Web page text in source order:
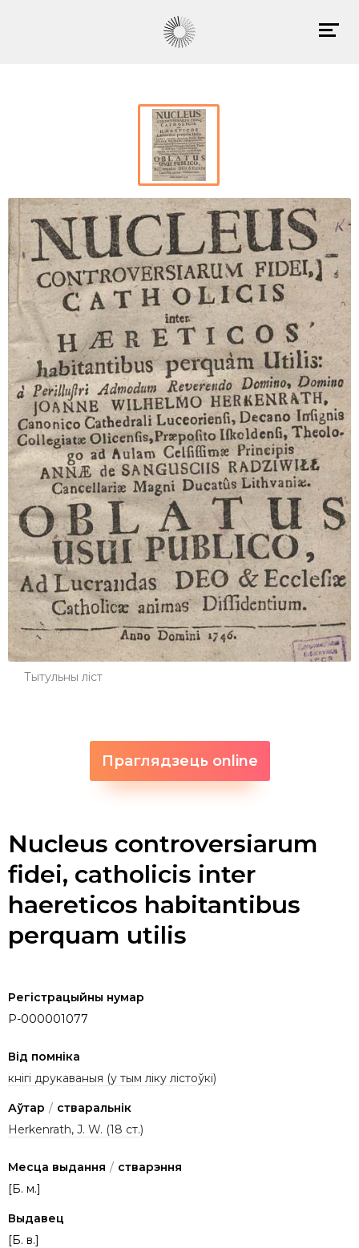
Тытульны ліст
Праглядзець online
Nucleus controversiarum
fidei, catholicis inter
haereticos habitantibus
perquam utilis
Регістрацыйны нумар
P-000001077
Від помніка
кнігі друкаваныя (у тым ліку лістоўкі)
Аўтар / стваральнік
Herkenrath, J. W. (18 ст.)
Месца выдання / стварэння
[Б. м.]
Выдавец
[Б. в.]